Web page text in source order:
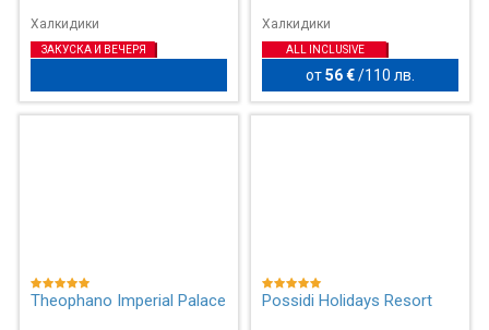
Халкидики
ЗАКУСКА И ВЕЧЕРЯ
Халкидики
ALL INCLUSIVE
от56 €/ 110 лв.
Theophano Imperial Palace Possidi Holidays Resort